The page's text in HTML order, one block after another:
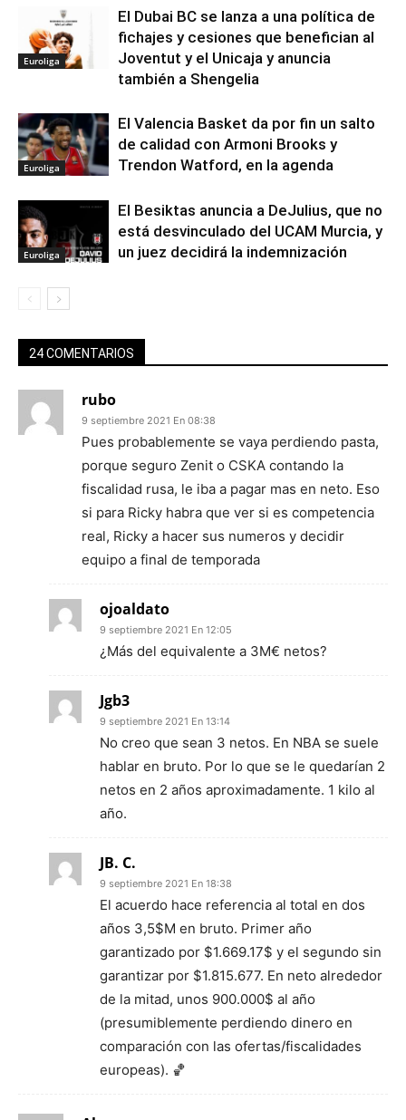
Euroliga
El Dubai BC se lanza a una política de
fichajes y cesiones que benefician al
Joventut y el Unicaja y anuncia
también a Shengelia
Euroliga
El Valencia Basket da por fin un salto
de calidad con Armoni Brooks y
Trendon Watford, en la agenda
Euroliga
El Besiktas anuncia a DeJulius, que no
está desvinculado del UCAM Murcia, y
un juez decidirá la indemnización
24 COMENTARIOS
rubo
9 septiembre 2021 En 08:38
Pues probablemente se vaya perdiendo pasta,
porque seguro Zenit o CSKA contando la
fiscalidad rusa, le iba a pagar mas en neto. Eso
si para Ricky habra que ver si es competencia
real, Ricky a hacer sus numeros y decidir
equipo a final de temporada
ojoaldato
9 septiembre 2021 En 12:05
¿Más del equivalente a 3M€ netos?
Jgb3
9 septiembre 2021 En 13:14
No creo que sean 3 netos. En NBA se suele
hablar en bruto. Por lo que se le quedarían 2
netos en 2 años aproximadamente. 1 kilo al
año.
JB. C.
9 septiembre 2021 En 18:38
El acuerdo hace referencia al total en dos
años 3,5$M en bruto. Primer año
garantizado por $1.669.17$ y el segundo sin
garantizar por $1.815.677. En neto alrededor
de la mitad, unos 900.000$ al año
(presumiblemente perdiendo dinero en
comparación con las ofertas/fiscalidades
europeas). 🏀